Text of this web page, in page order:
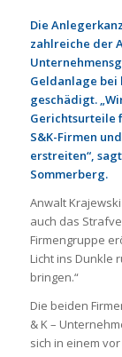
Die
zahlreiche der
Geldanlage bei
geschädigt.
Gerichtsurteile
S&K-Firmen
erstreiten“,
Sommerberg.
Anwalt
auch das
Firmengruppe
Licht ins Dunkle
bringen.“
Die beiden
& K –
sich in einem